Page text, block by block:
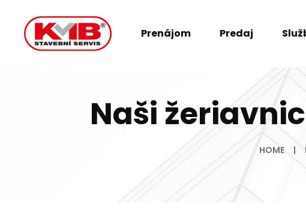
Prenájom Predaj
Naši
HOME